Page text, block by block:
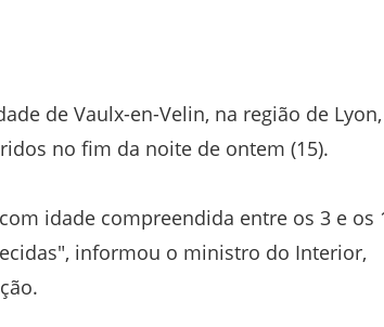
de Vaulx-en-Velin, na região de
no fim da noite de ontem (15).
idade compreendida entre os 3 e os
informou o ministro do Interior,